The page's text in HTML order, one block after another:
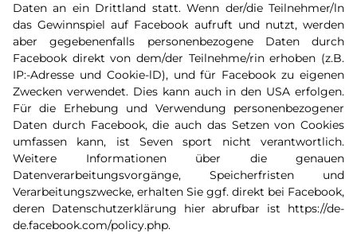
Daten an ein Drittland statt. Wenn der/die Teilnehmer/ln
das Gewinnspiel auf Facebook aufruft und nutzt, werden
aber gegebenenfalls personenbezogene Daten durch
Facebook direkt von dem/der Teilnehme/rin erhoben (z.B.
IP:-Adresse und Cookie-lD), und für Facebook zu eigenen
Zwecken verwendet. Dies kann auch in den USA erfolgen.
Für die Erhebung und Verwendung personenbezogener
Daten durch Facebook, die auch das Setzen von Cookies
umfassen kann, ist Seven sport nicht verantwortlich.
Weitere Informationen über die genauen
Datenverarbeitungsvorgänge, Speicherfristen und
Verarbeitungszwecke, erhalten Sie ggf. direkt bei Facebook,
deren Datenschutzerklärung hier abrufbar ist https://de-
de.facebook.com/policy.php.